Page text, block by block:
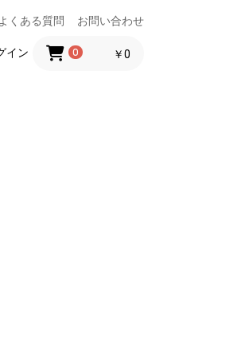
よくある質問 お問い合わせ
イン 0 ￥0